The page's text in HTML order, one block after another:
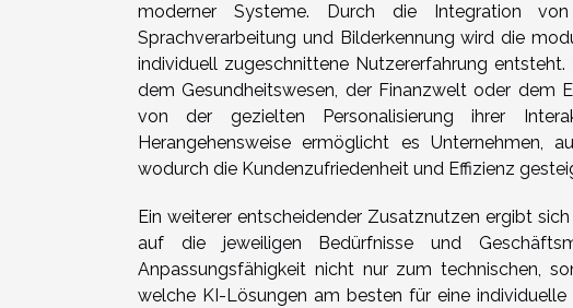
moderner Systeme. Durch die Integration
Sprachverarbeitung und Bilderkennung wird die
individuell zugeschnittene Nutzererfahrung
dem Gesundheitswesen, der Finanzwelt oder dem
von der gezielten Personalisierung ihrer
Herangehensweise ermöglicht es Unternehmen,
wodurch die Kundenzufriedenheit und Effizienz
Ein weiterer entscheidender Zusatznutzen ergibt
auf die jeweiligen Bedürfnisse und
Anpassungsfähigkeit nicht nur zum technischen,
welche KI-Lösungen am besten für eine